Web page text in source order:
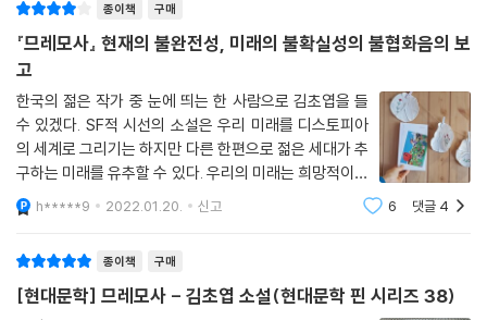
행위 없이 정지된 삶의 방식을 구원으로 삼은 주인공이 그 ‘숨겨진 마을’의
진실과 마주하게 되는, 디스토피아의 세계를 현실적인 인간사의 다양한 풍
경과 함께 인상적으로 부각시킨 소설이다.
실은 이 디스토피아 역시 누군가에게는 유토피아였던 것이고, 「므레모사」
는 “차가운 우주는 유토피아를 허용하지 않는다. 그곳은 존재하지 않기 때
문에 영원히 그리운 세계이다. 하지만 소설이 할 수 있는 일은 그 모순에 맞
서며 다른 세계로 가는 길을 애써 상상해보는 것이라고, 이제 나는 생각한
다”라는 김초엽의 말을 역설적으로 실천한 소설이 된다. 유안에게 영원히
그리운 세계란 환지통도 의족에 의한 통증도 없는 세계, 정상성에 대한 집
착도 손쉬운 대상화도 없는 세계다.
-김겨울(유튜브 채널 「겨울서점」 운영자·「라디오 북클럽 김겨울입니다」
종이책 구매
『므레모사』 현재의 불완전성, 미래의 불확실성의 불협화음의 보
고
한국의 젊은 작가 중 눈에 띄는 한 사람으로 김초엽을 들
수 있겠다. SF적 시선의 소설은 우리 미래를 디스토피아
의 세계로 그리기는 하지만 다른 한편으로 젊은 세대가 추
구하는 미래를 유추할 수 있다. 우리의 미래는 희망적이라
기보다 절망적인 시선이 가득하다. 마음껏 숨을 쉬지 못하
는 더스트, 물 부족으로 특정 계급만 신선한 물을 마실 수
h*****9 2022.01.20. 신고 6 댓글 4
종이책 구매
[현대문학] 므레모사 - 김초엽 소설(현대문학 핀 시리즈 38)